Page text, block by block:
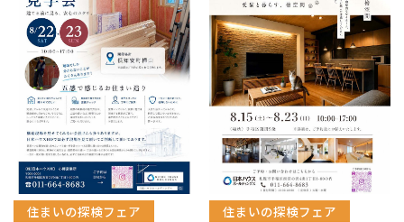
住まいの探検フェア 住まいの探検フェア
全国の展示場
北海道
札幌
道央
道北
東北
青森
秋田
甲信越・北陸
新潟
関東
お近くのイベント
北海道
札幌
札幌
小樽
道央
苫小牧千歳
小樽
東北
青森県
八戸
青森
甲信越・北陸
新潟県
関東